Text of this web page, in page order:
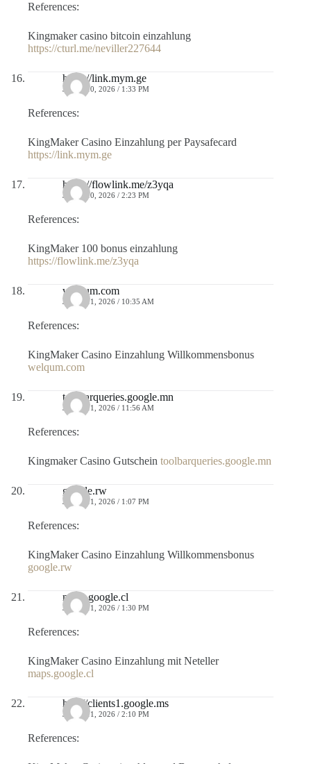
References:
Kingmaker casino bitcoin einzahlung
https://cturl.me/neviller227644
https://link.mym.ge
JULIO 10, 2026 / 1:33 PM
References:
KingMaker Casino Einzahlung per Paysafecard
https://link.mym.ge
https://flowlink.me/z3yqa
JULIO 10, 2026 / 2:23 PM
References:
KingMaker 100 bonus einzahlung
https://flowlink.me/z3yqa
welqum.com
JULIO 11, 2026 / 10:35 AM
References:
KingMaker Casino Einzahlung Willkommensbonus
welqum.com
toolbarqueries.google.mn
JULIO 11, 2026 / 11:56 AM
References:
Kingmaker Casino Gutschein toolbarqueries.google.mn
google.rw
JULIO 11, 2026 / 1:07 PM
References:
KingMaker Casino Einzahlung Willkommensbonus
google.rw
maps.google.cl
JULIO 11, 2026 / 1:30 PM
References:
KingMaker Casino Einzahlung mit Neteller
maps.google.cl
http://clients1.google.ms
JULIO 11, 2026 / 2:10 PM
References: